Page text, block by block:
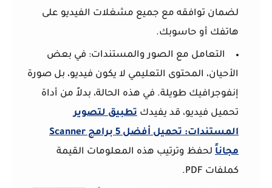
لضمان توافقه مع جميع مشغلات الفيديو على
هاتفك أو حاسوبك.
التعامل مع الصور والمستندات: في بعض
الأحيان، المحتوى التعليمي لا يكون فيديو، بل صورة
إنفوجرافيك طويلة. في هذه الحالة، بدلاً من أداة
تحميل فيديو، قد يفيدك تطبيق لتصوير
المستندات: تحميل أفضل 5 برامج Scanner
مجاناً لحفظ وترتيب هذه المعلومات القيمة
كملفات PDF.